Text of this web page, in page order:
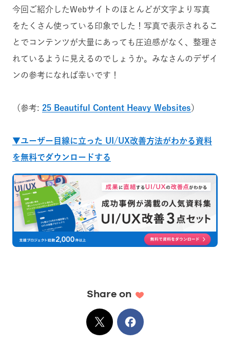
今回ご紹介したWebサイトのほとんどが文字より写真
をたくさん使っている印象でした！写真で表示されるこ
とでコンテンツが大量にあっても圧迫感がなく、整理さ
れているように見えるのでしょうか。みなさんのデザイ
ンの参考になれば幸いです！
（参考: 25 Beautiful Content Heavy Websites）
▼ユーザー目線に立った UI/UX改善方法がわかる資料
を無料でダウンロードする
Share on
XでシェアFacebook